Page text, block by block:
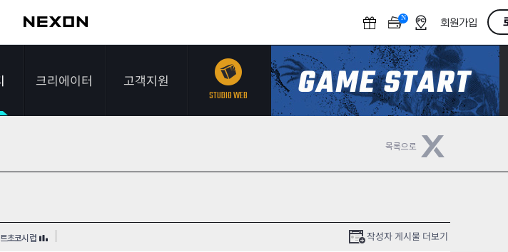
N
F
회원가입
판
크리에이터 고객지원
STUDIO WEB
초코시럽 작성자 게시물 더보기